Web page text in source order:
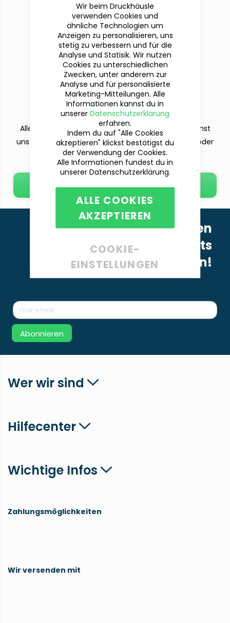
Du hast Fragen?
Wir sind für dich da!
Alle deine Fragen beantworten wir dir gern. Du kannst
uns per Telefon (Mo-Fr. 9-12 und 13-15 Uhr), E-Mail oder
dem Kontaktformular erreichen.
E-Mail schreiben
Melde dich für unseren
Newsletter an, um nichts
Neues mehr zu verpassen!
Abonnieren
Wer wir sind
Hilfecenter
Wichtige Infos
Zahlungsmöglichkeiten
Wir versenden mit
Wir beim Druckhäusle
verwenden Cookies und
ähnliche Technologien um
Anzeigen zu personalisieren, uns
stetig zu verbessern und für die
Analyse und Statisik. Wir nutzen
Cookies zu unterschiedlichen
Zwecken, unter anderem zur
Analyse und für personalisierte
Marketing-Mitteilungen. Alle
Informationen kannst du in
unserer Datenschutzerklärung
erfahren.
Indem du auf "Alle Cookies
akzeptieren" klickst bestätigst du
der Verwendung der Cookies.
Alle Informationen fundest du in
unserer Datenschutzerklärung.
ALLE COOKIES
AKZEPTIEREN
COOKIE-
EINSTELLUNGEN